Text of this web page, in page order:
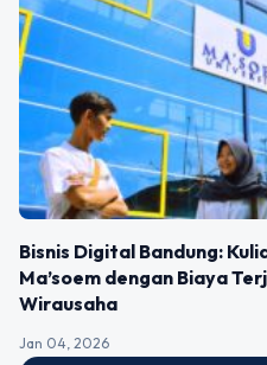
Bisnis Digital Bandung:
Ma’soem dengan Biaya
Wirausaha
Jan 04, 2026